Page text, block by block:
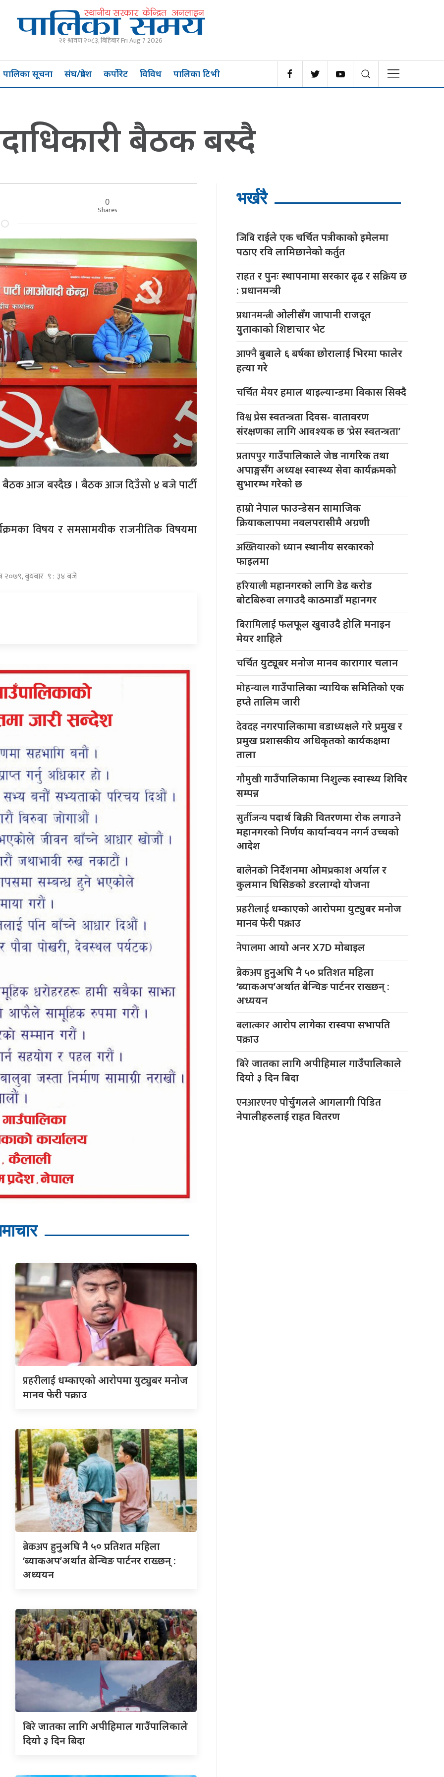
२१ श्रावण २०८३, बिहिबार Fri Aug 7 2026
पालिका सूचना संघ/प्रदेश कर्पोरेट विविध पालिका टिभी
बैठक बस्दै
0
Shares
बैठक आज बस्दैछ । बैठक आज दिउँसो ४ बजे पार्टी
विषय र समसामयीक राजनीतिक विषयमा
२०७९, बुधबार ९ : ३४ बजे
प्रहरीलाई धम्काएको आरोपमा युट्युबर मनोज
मानव फेरी पक्राउ
ब्रेकअपहुनुअघि नै ५० प्रतिशत महिला
‘ब्याकअप’अर्थात बेन्चिङ पार्टनर राख्छन् :
अध्ययन
बिरेजातका लागि अपीहिमाल गाउँपालिकाले
दियो ३ दिन बिदा
भर्खरै
जिबिराईले एक चर्चित पत्रीकाको इमेलमा
पठाए रवि लामिछानेको कर्तुत
राहतर पुनः स्थापनामा सरकार ढृढ र सक्रिय छ
: प्रधानमन्त्री
प्रधानमन्त्रीओलीसँग जापानी राजदूत
युुताकाको शिष्टाचार भेट
आफ्नैबुबाले ६ बर्षका छोरालाई भिरमा फालेर
हत्या गरे
चर्चितमेयर हमाल थाइल्यान्डमा विकास सिक्दै
विश्वप्रेस स्वतन्त्रता दिवस- वातावरण
संरक्षणका लागि आवश्यक छ ‘प्रेस स्वतन्त्रता’
प्रतापपुरगाउँपालिकाले जेष्ठ नागरिक तथा
अपाङ्गसँग अध्यक्ष स्वास्थ्य सेवा कार्यक्रमको
सुभारम्भ गरेको छ
हाम्रोनेपाल फाउन्डेसन सामाजिक
क्रियाकलापमा नवलपरासीमै अग्रणी
अख्तियारको ध्यान स्थानीय सरकारको
फाइलमा
हरियालीमहानगरको लागि डेढ करोड
बोटबिरुवा लगाउदै काठमाडौं महानगर
बिरामिलाईफलफूल खुवाउदै होलि मनाइन
मेयर शाहिले
चर्चितयुट्यूबर मनोज मानव कारागार चलान
मोहन्यालगाउँपालिका न्यायिक समितिको एक
हप्ते तालिम जारी
देवदहनगरपालिकामा वडाध्यक्षले गरे प्रमुख र
प्रमुख प्रशासकीय अधिकृतको कार्यकक्षमा
ताला
गौमुखीगाउँपालिकामा निशुल्क स्वास्थ्य शिविर
सम्पन्न
सुर्तीजन्यपदार्थ बिक्री वितरणमा रोक लगाउने
महानगरको निर्णय कार्यान्वयन नगर्न उच्चको
आदेश
बालेनकोनिर्देशनमा ओमप्रकाश अर्याल र
कुलमान घिसिङको डरलाग्दो योजना
प्रहरीलाई धम्काएको आरोपमा युट्युबर मनोज
मानव फेरी पक्राउ
नेपालमाआयो अनर X7D मोबाइल
ब्रेकअपहुनुअघि नै ५० प्रतिशत महिला
‘ब्याकअप’अर्थात बेन्चिङ पार्टनर राख्छन् :
अध्ययन
बलात्कारआरोप लागेका रास्वपा सभापति
पक्राउ
बिरेजातका लागि अपीहिमाल गाउँपालिकाले
दियो ३ दिन बिदा
एनआरएनएपोर्चुगलले आगलागी पिडित
नेपालीहरुलाई राहत वितरण